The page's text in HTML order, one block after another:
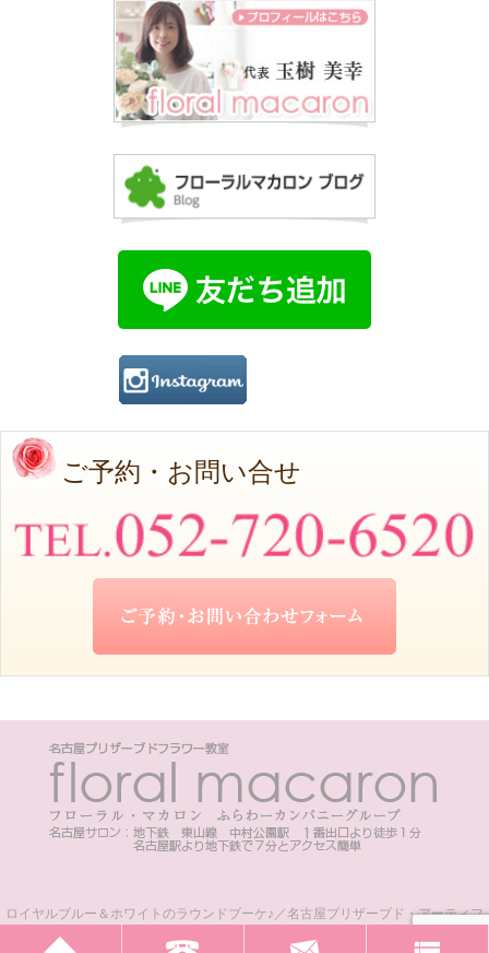
ご予約・お問い合せ
ロイヤルブルー＆ホワイトのラウンドブーケ♪／名古屋プリザーブド・アーティフ